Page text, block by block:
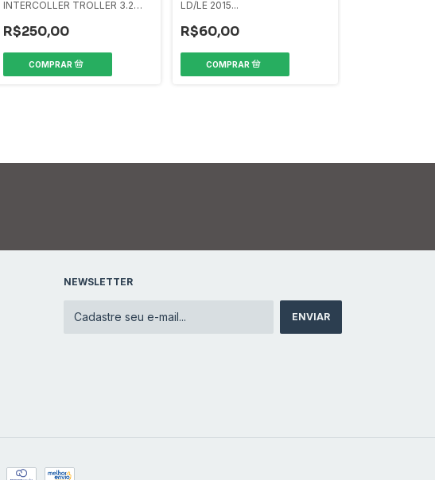
INTERCOLLER TROLLER 3.2
R$250,00
LD/LE 2015...
R$60,00
NEWSLETTER